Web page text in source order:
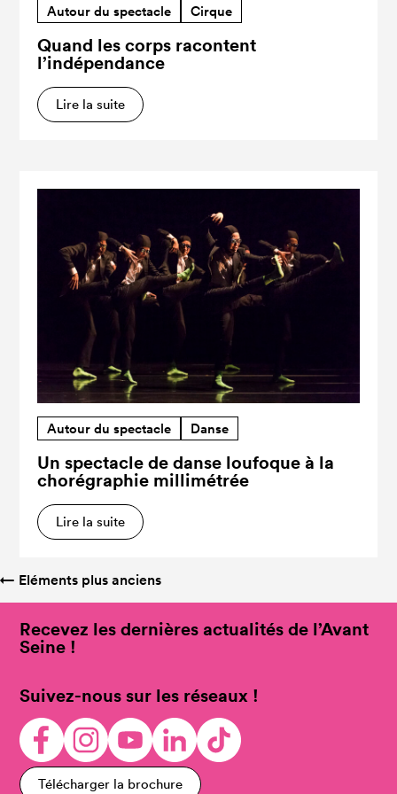
Autour du spectacle Cirque
Quand les corps racontent
l’indépendance
Lire la suite
Autour du spectacle Danse
Un spectacle de danse loufoque à la
chorégraphie millimétrée
Lire la suite
← Eléments plus anciens
Recevez les dernières actualités de l’Avant
Seine !
Suivez-nous sur les réseaux !
Télécharger la brochure